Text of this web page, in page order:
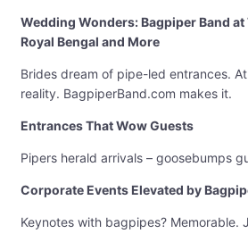
Wedding Wonders: Bagpiper Band at
Royal Bengal and More
Brides dream of pipe-led entrances. At
reality. BagpiperBand.com makes it.
Entrances That Wow Guests
Pipers herald arrivals – goosebumps
Corporate Events Elevated by
Keynotes with bagpipes? Memorable.